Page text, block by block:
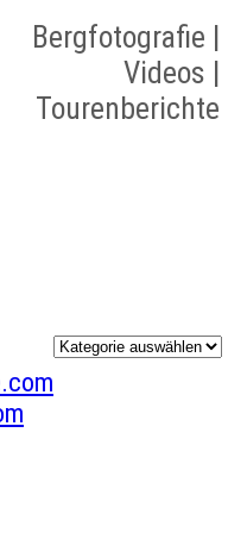
Bergfotografie |
Videos |
Tourenberichte
Kategorien